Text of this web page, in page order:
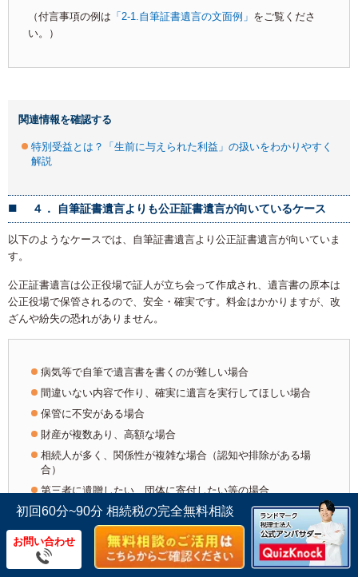
（付言事項の例は 「2-1.自筆証書遺言の文面例」 をご覧くださ
い。）
関連情報を確認する
特別受益とは？「生前に与えられた利益」の扱いをわかりやすく
解説
４． 自筆証書遺言よりも公正証書遺言が向いているケース
以下のようなケースでは、自筆証書遺言より公正証書遺言が向いていま
す。
公正証書遺言は公正役場で証人が立ち会って作成され、遺言書の原本は
公正役場で保管されるので、安全・確実です。料金はかかりますが、改
ざんや紛失の恐れがありません。
病気等で自筆で遺言書を書くのが難しい場合
間違いない内容で作り、確実に遺言を実行してほしい場合
保管に不安がある場合
財産が複数あり、高額な場合
相続人が多く、関係性が複雑な場合（認知や排除がある場
合）
第三者に遺贈したい、団体に寄付したい等の場合
初回60分~90分 相続税の完全無料相談
お問い合わせ